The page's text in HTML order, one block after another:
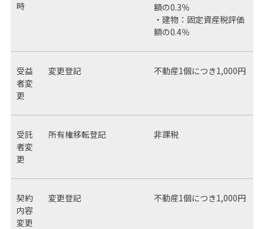
時
額の0.3％
・建物：固定資産税評価
額の0.4％
受益
者変
更
変更登記 不動産1個につき1,000円
受託
者変
更
所有権移転登記 非課税
契約
内容
変更
変更登記 不動産1個につき1,000円